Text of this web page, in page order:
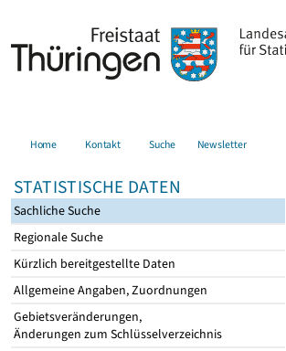
Home Kontakt Suche Newsletter
STATISTISCHE DATEN
Sachliche Suche
Regionale Suche
Kürzlich bereitgestellte Daten
Allgemeine Angaben, Zuordnungen
Gebietsveränderungen,
Änderungen zum Schlüsselverzeichnis